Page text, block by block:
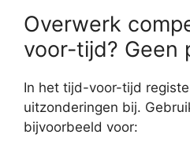
Overwerk
voor-tijd? Geen
In het tijd-voor-tijd
uitzonderingen bij.
bijvoorbeeld voor: